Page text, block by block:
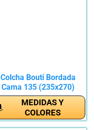
Colcha Boutí Bordada
Cama 135 (235x270)
para...
MEDIDAS Y
COLORES